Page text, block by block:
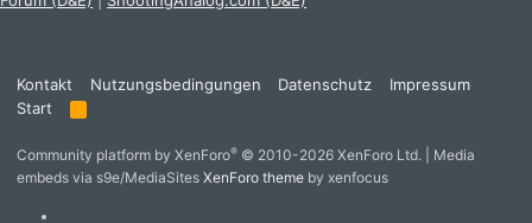
Kontakt Nutzungsbedingungen Datenschutz
Impressum
Start
R
Community platform by XenForo® © 2010-2026 XenForo Ltd.
Media
embeds via s9e/MediaSites XenForo theme by xenfocus